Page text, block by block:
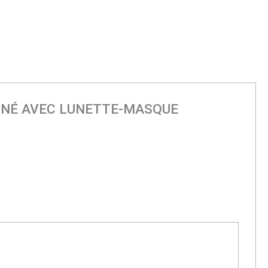
AVEC LUNETTE-MASQUE